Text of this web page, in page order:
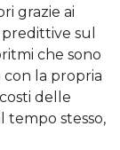
grazie ai
sul
che sono
la propria
delle
tempo stesso,